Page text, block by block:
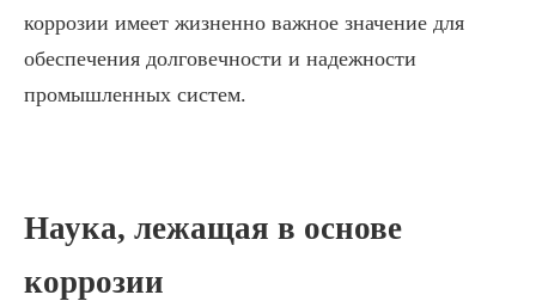
коррозии имеет жизненно важное значение для
обеспечения долговечности и надежности
промышленных систем.
Наука, лежащая в основе
коррозии